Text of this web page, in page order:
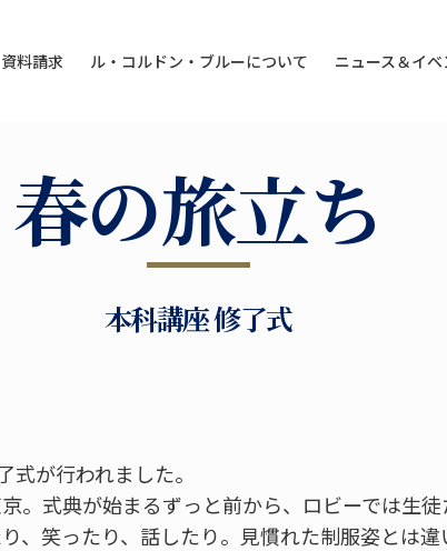
資料請求 ル・コルドン・ブルーについて ニュース＆イ
春の旅立ち
本科講座 修了式
が行われました。
。式典が始まるずっと前から、ロビーでは生
、笑ったり、話したり。見慣れた制服姿とは